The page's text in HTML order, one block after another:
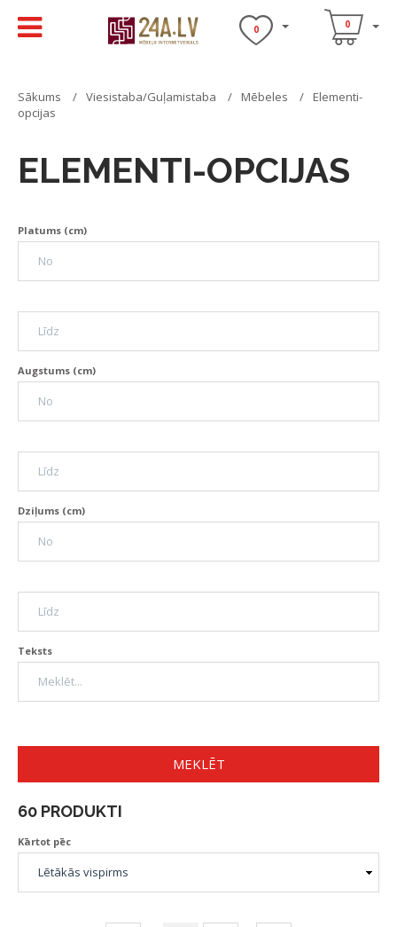
0 0
Sākums Viesistaba/Guļamistaba Mēbeles
Elementi-
opcijas
ELEMENTI-OPCIJAS
Platums (cm)
Augstums (cm)
Dziļums (cm)
Teksts
MEKLĒT
60 PRODUKTI
Kārtot pēc